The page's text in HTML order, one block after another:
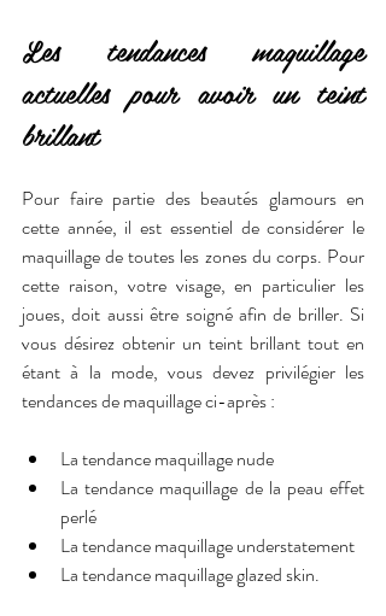
Les tendances maquillage
actuelles pour avoir un teint
brillant
Pour faire partie des beautés glamours en
cette année, il est essentiel de considérer le
maquillage de toutes les zones du corps. Pour
cette raison, votre visage, en particulier les
joues, doit aussi être soigné afin de briller. Si
vous désirez obtenir un teint brillant tout en
étant à la mode, vous devez privilégier les
tendances de maquillage ci-après :
La tendance maquillage nude
La tendance maquillage de la peau effet
perlé
La tendance maquillage understatement
La tendance maquillage glazed skin.